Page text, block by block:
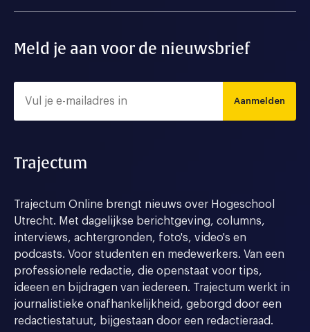
Meld je aan voor de nieuwsbrief
Aanmelden
Trajectum
Trajectum Online brengt nieuws over Hogeschool
Utrecht. Met dagelijkse berichtgeving, columns,
interviews, achtergronden, foto's, video's en
podcasts. Voor studenten en medewerkers. Van een
professionele redactie, die openstaat voor tips,
ideeen en bijdragen van iedereen. Trajectum werkt in
journalistieke onafhankelijkheid, geborgd door een
redactiestatuut, bijgestaan door een redactieraad.